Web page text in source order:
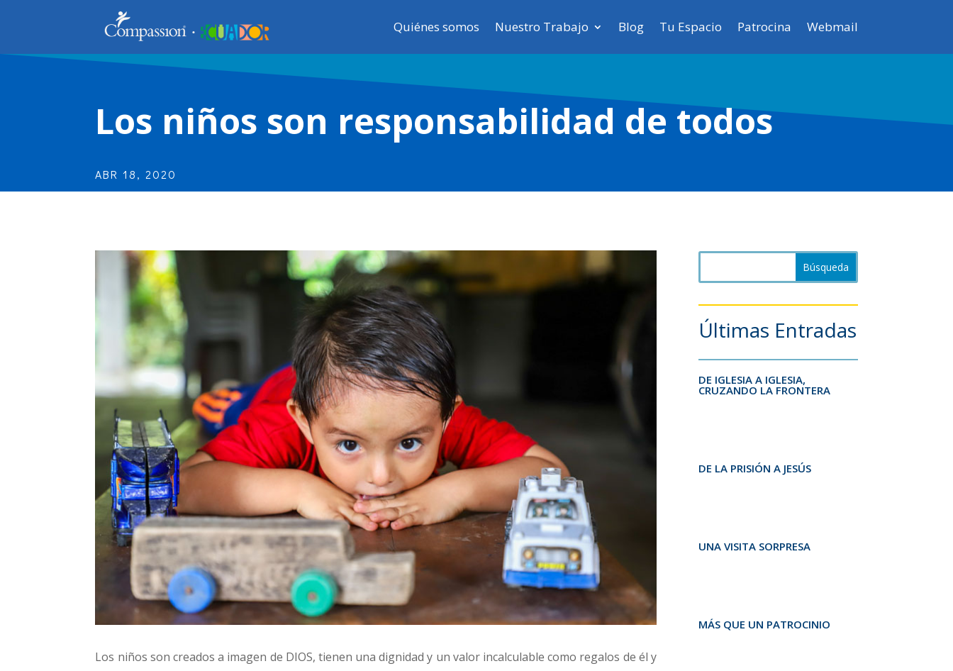
Quiénes somos Nuestro Trabajo Blog Tu Espacio Patrocina Webmail
Los niños son responsabilidad de todos
ABR 18, 2020
Los niños son creados a imagen de DIOS, tienen una dignidad y un valor incalculable como regalos de él y
Últimas Entradas
DE IGLESIA A IGLESIA,
CRUZANDO LA FRONTERA
DE LA PRISIÓN A JESÚS
UNA VISITA SORPRESA
MÁS QUE UN PATROCINIO